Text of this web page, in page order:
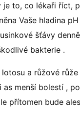
to, co lékaři říct,
Vaše hladina
šťávy
bakterie .
a růžové
menší bolestí ,
přítomen bude